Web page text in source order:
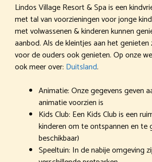
Lindos Village Resort & Spa is een
met tal van voorzieningen voor jonge
met volwassenen & kinderen kunnen
aanbod. Als de kleintjes aan het genieten
voor de ouders ook genieten. Op onze
ook meer over: Duitsland.
Animatie: Onze gegevens geven
animatie voorzien is
Kids Club: Een Kids Club is een
kinderen om te ontspannen en te
beschikbaar)
Speeltuin: In de nabije omgeving